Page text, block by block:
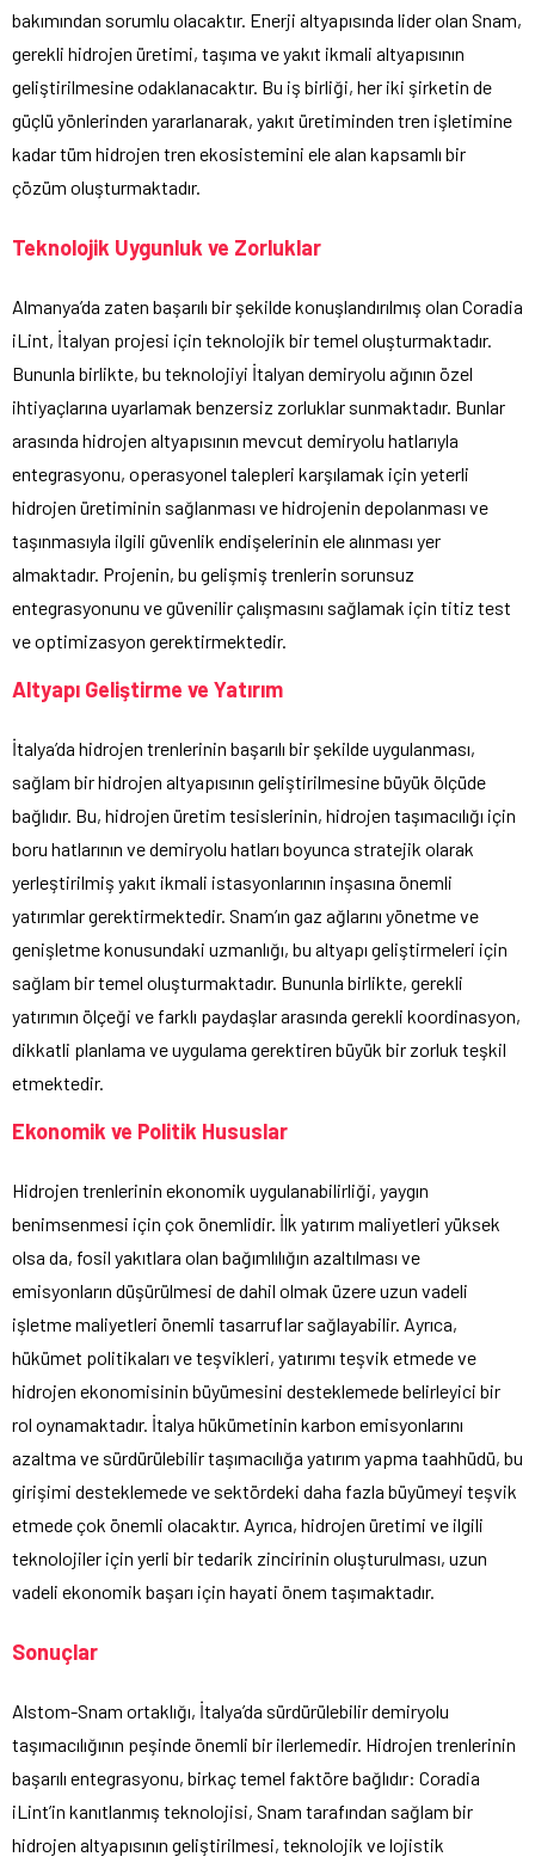
bakımından sorumlu olacaktır. Enerji altyapısında lider olan Snam,
gerekli hidrojen üretimi, taşıma ve yakıt ikmali altyapısının
geliştirilmesine odaklanacaktır. Bu iş birliği, her iki şirketin de
güçlü yönlerinden yararlanarak, yakıt üretiminden tren işletimine
kadar tüm hidrojen tren ekosistemini ele alan kapsamlı bir
çözüm oluşturmaktadır.
Teknolojik Uygunluk ve Zorluklar
Almanya’da zaten başarılı bir şekilde konuşlandırılmış olan Coradia
iLint, İtalyan projesi için teknolojik bir temel oluşturmaktadır.
Bununla birlikte, bu teknolojiyi İtalyan demiryolu ağının özel
ihtiyaçlarına uyarlamak benzersiz zorluklar sunmaktadır. Bunlar
arasında hidrojen altyapısının mevcut demiryolu hatlarıyla
entegrasyonu, operasyonel talepleri karşılamak için yeterli
hidrojen üretiminin sağlanması ve hidrojenin depolanması ve
taşınmasıyla ilgili güvenlik endişelerinin ele alınması yer
almaktadır. Projenin, bu gelişmiş trenlerin sorunsuz
entegrasyonunu ve güvenilir çalışmasını sağlamak için titiz test
ve optimizasyon gerektirmektedir.
Altyapı Geliştirme ve Yatırım
İtalya’da hidrojen trenlerinin başarılı bir şekilde uygulanması,
sağlam bir hidrojen altyapısının geliştirilmesine büyük ölçüde
bağlıdır. Bu, hidrojen üretim tesislerinin, hidrojen taşımacılığı için
boru hatlarının ve demiryolu hatları boyunca stratejik olarak
yerleştirilmiş yakıt ikmali istasyonlarının inşasına önemli
yatırımlar gerektirmektedir. Snam’ın gaz ağlarını yönetme ve
genişletme konusundaki uzmanlığı, bu altyapı geliştirmeleri için
sağlam bir temel oluşturmaktadır. Bununla birlikte, gerekli
yatırımın ölçeği ve farklı paydaşlar arasında gerekli koordinasyon,
dikkatli planlama ve uygulama gerektiren büyük bir zorluk teşkil
etmektedir.
Ekonomik ve Politik Hususlar
Hidrojen trenlerinin ekonomik uygulanabilirliği, yaygın
benimsenmesi için çok önemlidir. İlk yatırım maliyetleri yüksek
olsa da, fosil yakıtlara olan bağımlılığın azaltılması ve
emisyonların düşürülmesi de dahil olmak üzere uzun vadeli
işletme maliyetleri önemli tasarruflar sağlayabilir. Ayrıca,
hükümet politikaları ve teşvikleri, yatırımı teşvik etmede ve
hidrojen ekonomisinin büyümesini desteklemede belirleyici bir
rol oynamaktadır. İtalya hükümetinin karbon emisyonlarını
azaltma ve sürdürülebilir taşımacılığa yatırım yapma taahhüdü, bu
girişimi desteklemede ve sektördeki daha fazla büyümeyi teşvik
etmede çok önemli olacaktır. Ayrıca, hidrojen üretimi ve ilgili
teknolojiler için yerli bir tedarik zincirinin oluşturulması, uzun
vadeli ekonomik başarı için hayati önem taşımaktadır.
Sonuçlar
Alstom-Snam ortaklığı, İtalya’da sürdürülebilir demiryolu
taşımacılığının peşinde önemli bir ilerlemedir. Hidrojen trenlerinin
başarılı entegrasyonu, birkaç temel faktöre bağlıdır: Coradia
iLint’in kanıtlanmış teknolojisi, Snam tarafından sağlam bir
hidrojen altyapısının geliştirilmesi, teknolojik ve lojistik